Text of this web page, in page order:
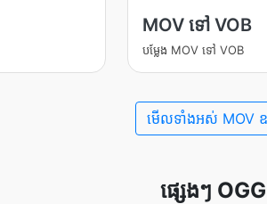
MOV ទៅ VOB
បម្លែង MOV ទៅ VOB
មើលទាំងអស់ MOV
ផ្សេងៗ OGG